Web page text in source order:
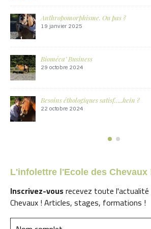
De la bienveillance à la
17 mai 2024
Moins d’EXERCICE, plus de
7 mars 2024
Entre sauvage et poupée. La
14 novembre 2023
L'infolettre l'Ecole des Chevaux
Inscrivez-vousrecevez toute l'actualité
Chevaux ! Articles, stages, formations !